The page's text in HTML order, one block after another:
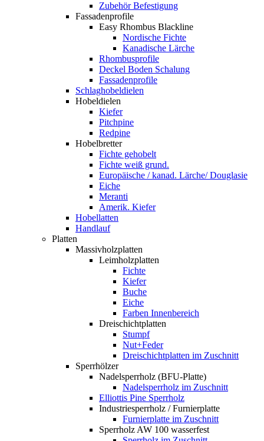
Zubehör Befestigung
Fassadenprofile
Easy Rhombus Blackline
Nordische Fichte
Kanadische Lärche
Rhombusprofile
Deckel Boden Schalung
Fassadenprofile
Schlaghobeldielen
Hobeldielen
Kiefer
Pitchpine
Redpine
Hobelbretter
Fichte gehobelt
Fichte weiß grund.
Europäische / kanad. Lärche/ Douglasie
Eiche
Meranti
Amerik. Kiefer
Hobellatten
Handlauf
Platten
Massivholzplatten
Leimholzplatten
Fichte
Kiefer
Buche
Eiche
Farben Innenbereich
Dreischichtplatten
Stumpf
Nut+Feder
Dreischichtplatten im Zuschnitt
Sperrhölzer
Nadelsperrholz (BFU-Platte)
Nadelsperrholz im Zuschnitt
Elliottis Pine Sperrholz
Industriesperrholz / Furnierplatte
Furnierplatte im Zuschnitt
Sperrholz AW 100 wasserfest